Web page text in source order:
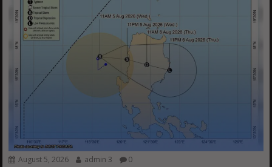
August 5, 2026 admin 3 0